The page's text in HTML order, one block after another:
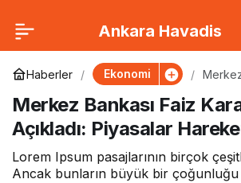
Ankara Havadis
Haberler Ekonomi
Merkez Bankası Faiz
Açıkladı: Piyasalar
Lorem Ipsum pasajlarının birçok
Ancak bunların büyük bir çoğunluğu
Asgari Ücrete Zam
Gelecek mi? Bakan
Açıkladı